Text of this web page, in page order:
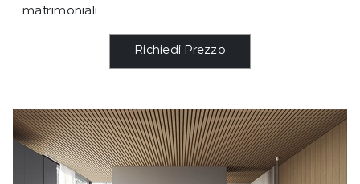
matrimoniali.
Richiedi Prezzo